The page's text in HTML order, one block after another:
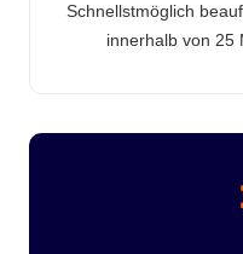
Schnellstmöglich
innerhalb von 25